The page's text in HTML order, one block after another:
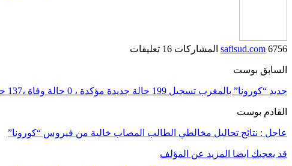
safisud.com 6756 المشاركات 16 تعليقات
السابق بوست
جديد “كورونا” بالمغرب تسجيل 199 حالة جديدة مؤكدة ، 0 حالة وفاة ،137 حالة شفاء والحصيلة ترتفع الى 5910 خلال 24 ساعة الماضية
القادم بوست
عاجل : نتائج تحاليل مخالطي الطالب المصاب خالية من فيروس “كورونا”
قد يعجبك ايضا المزيد عن المؤلف